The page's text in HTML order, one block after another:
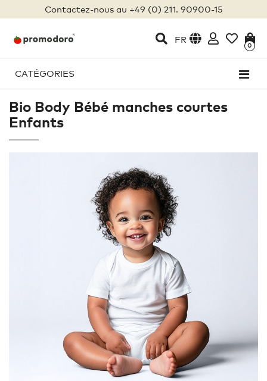
Contactez-nous au +49 (0) 211. 90900-15
FR
0
CATÉGORIES
Bio Body Bébé manches courtes
Enfants